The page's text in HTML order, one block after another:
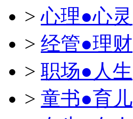
>心理●心灵
> 经管●理财
> 职场●人生
> 童书●育儿